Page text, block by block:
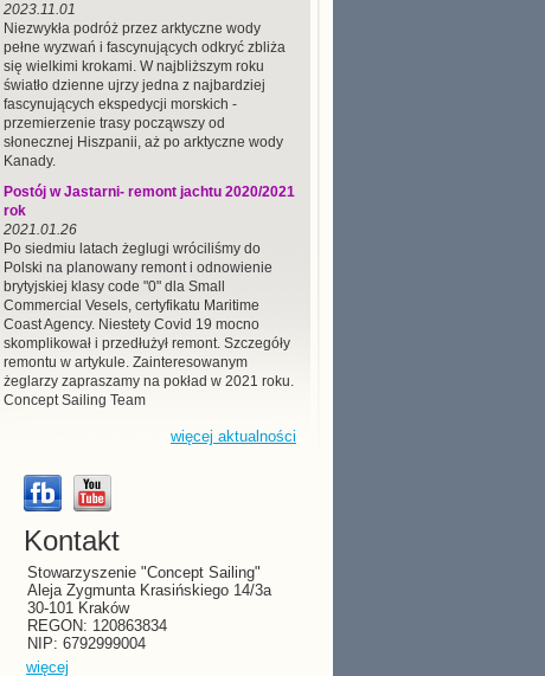
2023.11.01
Niezwykła podróż przez arktyczne wody
pełne wyzwań i fascynujących odkryć zbliża
się wielkimi krokami. W najbliższym roku
światło dzienne ujrzy jedna z najbardziej
fascynujących ekspedycji morskich -
przemierzenie trasy począwszy od
słonecznej Hiszpanii, aż po arktyczne wody
Kanady.
Postój w Jastarni- remont jachtu 2020/2021
rok
2021.01.26
Po siedmiu latach żeglugi wróciliśmy do
Polski na planowany remont i odnowienie
brytyjskiej klasy code "0" dla Small
Commercial Vesels, certyfikatu Maritime
Coast Agency. Niestety Covid 19 mocno
skomplikował i przedłużył remont. Szczegóły
remontu w artykule. Zainteresowanym
żeglarzy zapraszamy na pokład w 2021 roku.
Concept Sailing Team
więcej aktualności
Kontakt
Stowarzyszenie "Concept Sailing"
Aleja Zygmunta Krasińskiego 14/3a
30-101 Kraków
REGON: 120863834
NIP: 6792999004
więcej